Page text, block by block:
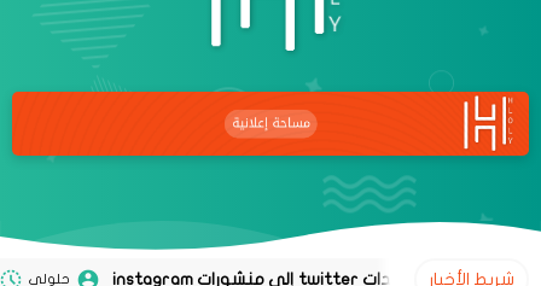
شريط الأخبار حلولي 02 نوفمبر 2020